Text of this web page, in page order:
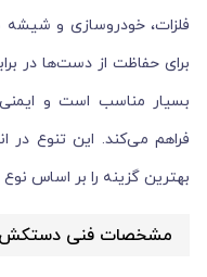
فلزات، خودروسازی و
برای حفاظت از دست‌ها در
بسیار مناسب است و
فراهم می‌کند. این تنوع در
بهترین گزینه را بر اساس
مشخصات فنی دستکش